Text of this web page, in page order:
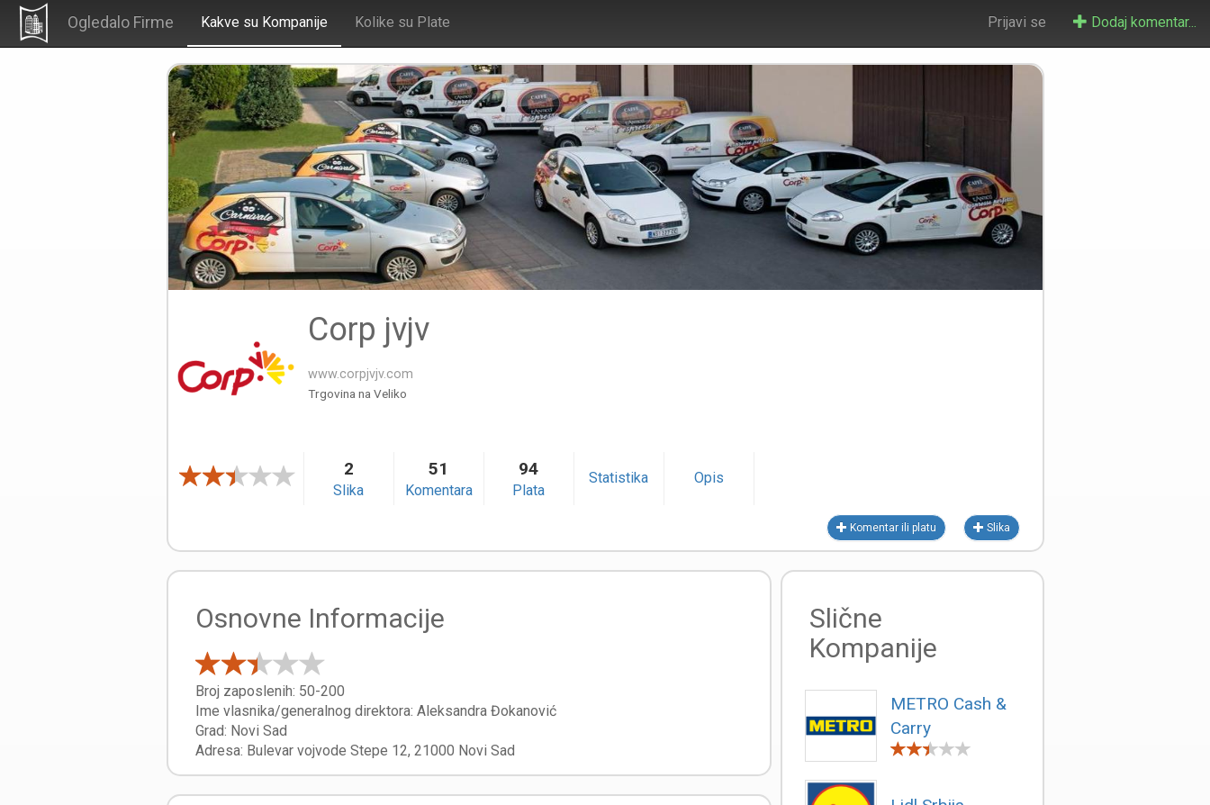
Ogledalo Firme Kakve su Kompanije Kolike su Plate Prijavi se Dodaj komentar...
Corp jvjv
www.corpjvjv.com
Trgovina na Veliko
2
Slika
51
Komentara
94
Plata
Statistika Opis
Komentar ili platu Slika
Osnovne Informacije
Broj zaposlenih: 50-200
Ime vlasnika/generalnog direktora: Aleksandra Đokanović
Grad: Novi Sad
Adresa: Bulevar vojvode Stepe 12, 21000 Novi Sad
Slične
Kompanije
METRO Cash &
Carry